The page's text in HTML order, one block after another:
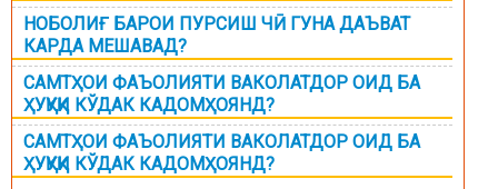
НОБОЛИҒ БАРОИ ПУРСИШ ЧӢ ГУНА ДАЪВАТ
КАРДА МЕШАВАД?
САМТҲОИ ФАЪОЛИЯТИ ВАКОЛАТДОР ОИД БА
ҲУҚУҚИ КЎДАК КАДОМҲОЯНД?
САМТҲОИ ФАЪОЛИЯТИ ВАКОЛАТДОР ОИД БА
ҲУҚУҚИ КЎДАК КАДОМҲОЯНД?